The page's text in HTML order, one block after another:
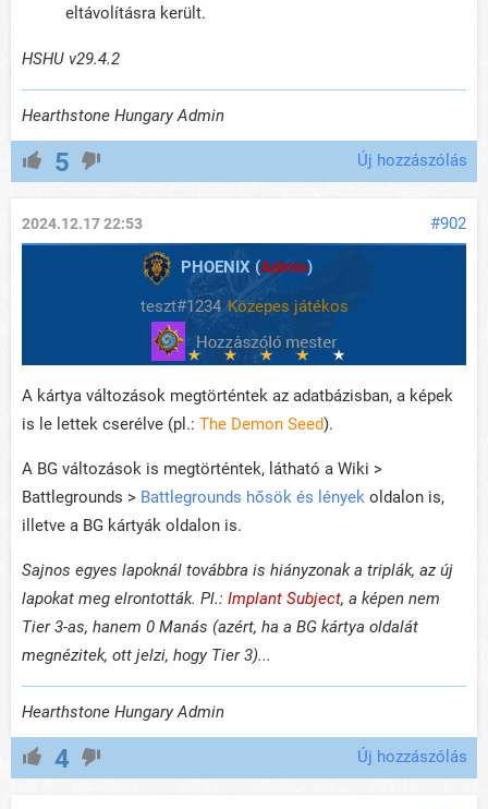
eltávolításra került.
HSHU v29.4.2
Hearthstone Hungary Admin
5 Új hozzászólás
#902
2024.12.17 22:53
PHOENIX (Admin)
teszt#1234 Közepes játékos
A kártya változások megtörténtek az adatbázisban, a képek
is le lettek cserélve (pl.: The Demon Seed).
A BG változások is megtörténtek, látható a Wiki >
Battlegrounds > Battlegrounds hősök és lények oldalon is,
illetve a BG kártyák oldalon is.
Sajnos egyes lapoknál továbbra is hiányzonak a triplák, az új
lapokat meg elrontották. Pl.: Implant Subject, a képen nem
Tier 3-as, hanem 0 Manás (azért, ha a BG kártya oldalát
megnézitek, ott jelzi, hogy Tier 3)...
Hearthstone Hungary Admin
4 Új hozzászólás